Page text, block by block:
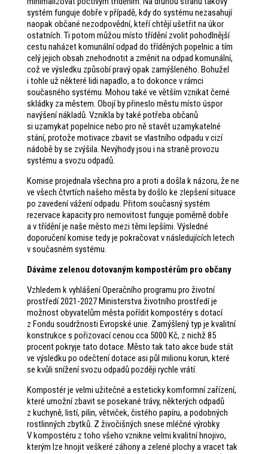
systém funguje dobře v případě, kdy do systému nezasahují
naopak občané nezodpovědní, kteří chtějí ušetřit na úkor
ostatních. Ti potom můžou místo třídění zvolit pohodlnější
cestu naházet komunální odpad do tříděných popelnic a tím
celý jejich obsah znehodnotit a změnit na odpad komunální,
což ve výsledku způsobí pravý opak zamýšleného. Bohužel
i tohle už některé lidi napadlo, a to dokonce v rámci
současného systému. Mohou také ve větším vznikat černé
skládky za městem. Obojí by přineslo městu místo úspor
navýšení nákladů. Vznikla by také potřeba občanů
si uzamykat popelnice nebo pro ně stavět uzamykatelné
stání, protože motivace zbavit se vlastního odpadu v cizí
nádobě by se zvýšila. Nevýhody jsou i na straně provozu
systému a svozu odpadů.
Komise projednala všechna pro a proti a došla k názoru, že ne
ve všech čtvrtích našeho města by došlo ke zlepšení situace
po zavedení vážení odpadu. Přitom současný systém
rezervace kapacity pro nemovitost funguje poměrně dobře
a v třídění je naše město mezi těmi lepšími. Výsledné
doporučení komise tedy je pokračovat v následujících letech
v současném systému.
Dáváme zelenou dotovaným kompostérům pro občany
Vzhledem k vyhlášení Operačního programu pro životní
prostředí 2021-2027 Ministerstva životního prostředí je
možnost obyvatelům města pořídit kompostéry s dotací
z Fondu soudržnosti Evropské unie. Zamýšlený typ je kvalitní
konstrukce s pořizovací cenou cca 5000 Kč, z nichž 85
procent pokryje tato dotace. Město tak tato akce bude stát
ve výsledku po odečtení dotace asi půl milionu korun, které
se kvůli snížení svozu odpadů později rychle vrátí.
Kompostér je velmi užitečné a esteticky komformní zařízení,
které umožní zbavit se posekané trávy, některých odpadů
z kuchyně, listí, pilin, větviček, čistého papíru, a podobných
rostlinných zbytků. Z živočišných snese mléčné výrobky.
V kompostéru z toho všeho vznikne velmi kvalitní hnojivo,
kterým lze hnojit veškeré záhony a zelené plochy a vracet tak